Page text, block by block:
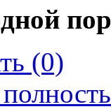
(0)